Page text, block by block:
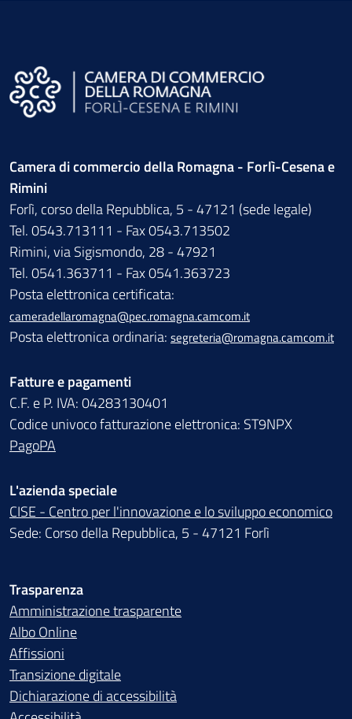
Camera di commercio della Romagna - Forlì-Cesena e
Rimini
Forlì, corso della Repubblica, 5 - 47121 (sede legale)
Tel. 0543.713111 - Fax 0543.713502
Rimini, via Sigismondo, 28 - 47921
Tel. 0541.363711 - Fax 0541.363723
Posta elettronica certificata:
cameradellaromagna@pec.romagna.camcom.it
Posta elettronica ordinaria: segreteria@romagna.camcom.it
Fatture e pagamenti
C.F. e P. IVA: 04283130401
Codice univoco fatturazione elettronica: ST9NPX
PagoPA
L'azienda speciale
CISE - Centro per l'innovazione e lo sviluppo economico
Sede: Corso della Repubblica, 5 - 47121 Forlì
Trasparenza
Amministrazione trasparente
Albo Online
Affissioni
Transizione digitale
Dichiarazione di accessibilità